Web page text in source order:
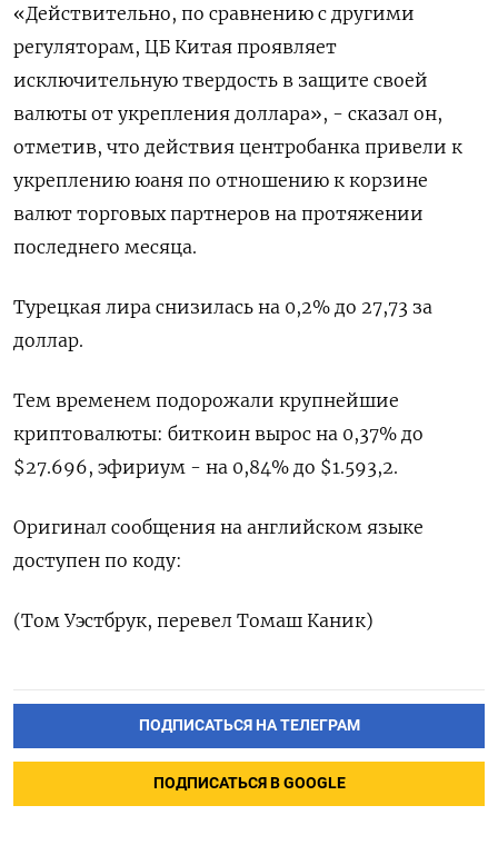
«Действительно, по сравнению с другими
регуляторам, ЦБ Китая проявляет
исключительную твердость в защите своей
валюты от укрепления доллара», - сказал он,
отметив, что действия центробанка привели к
укреплению юаня по отношению к корзине
валют торговых партнеров на протяжении
последнего месяца.
Турецкая лира снизилась на 0,2% до 27,73 за
доллар.
Тем временем подорожали крупнейшие
криптовалюты: биткоин вырос на 0,37% до
$27.696, эфириум - на 0,84% до $1.593,2.
Оригинал сообщения на английском языке
доступен по коду:
(Том Уэстбрук, перевел Томаш Каник)
ПОДПИСАТЬСЯ НА ТЕЛЕГРАМ
ПОДПИСАТЬСЯ В GOOGLE